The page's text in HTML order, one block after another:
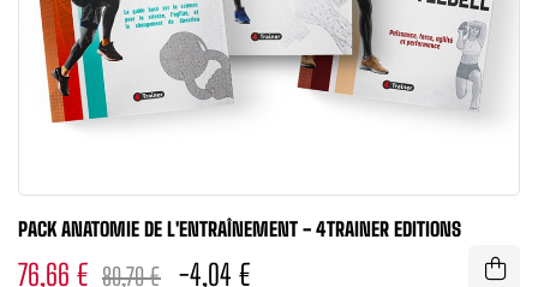
PACK ANATOMIE DE L'ENTRAÎNEMENT - 4TRAINER EDITIONS
76,66 € 80,70 € -4,04 €